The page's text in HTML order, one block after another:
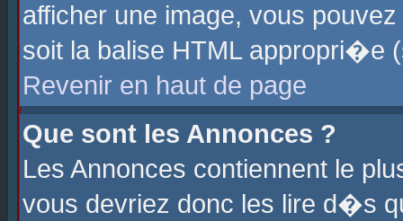
afficher une image, vous
soit la balise HTML
Revenir en haut de page
Que sont les Annonces ?
Les Annonces contiennent le
vous devriez donc les lire d�s